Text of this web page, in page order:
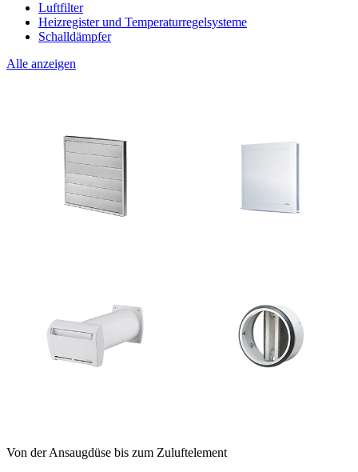
Luftfilter
Heizregister und Temperaturregelsysteme
Schalldämpfer
Alle anzeigen
Von der Ansaugdüse bis zum Zuluftelement